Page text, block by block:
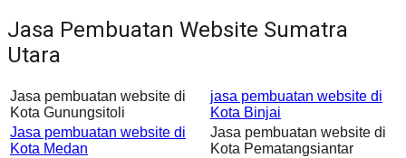
Jasa Pembuatan Website Sumatra
Utara
Jasa pembuatan website di
Kota Gunungsitoli
jasa pembuatan website di
Kota Binjai
Jasa pembuatan website di
Kota Medan
Jasa pembuatan website di
Kota Pematangsiantar